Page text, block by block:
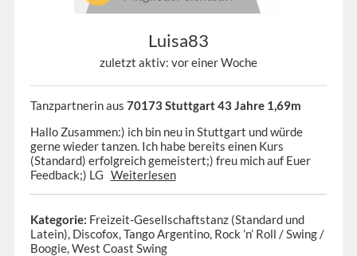
Luisa83
zuletzt aktiv: vor einer Woche
Tanzpartnerin aus 70173 Stuttgart 43 Jahre 1,69m
Hallo Zusammen:) ich bin neu in Stuttgart und würde
gerne wieder tanzen. Ich habe bereits einen Kurs
(Standard) erfolgreich gemeistert;) freu mich auf Euer
Feedback;) LG Weiterlesen
Kategorie: Freizeit-Gesellschaftstanz (Standard und
Latein), Discofox, Tango Argentino, Rock ’n’ Roll / Swing /
Boogie, West Coast Swing